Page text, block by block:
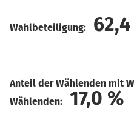
Wahlbeteiligung: 62,4
Anteil der Wählenden mit
Wählenden:
17,0 %